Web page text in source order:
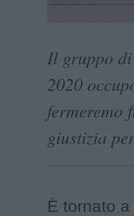
Il gruppo
2020
fermeremo
giustizia
È tornato